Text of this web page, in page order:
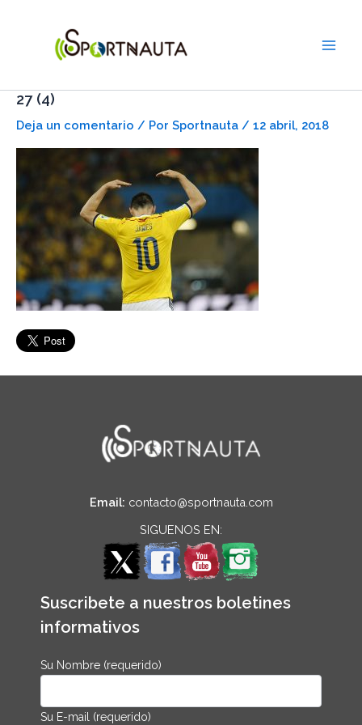
27 (4)
Deja un comentario / Por Sportnauta / 12 abril, 2018
Email: contacto@sportnauta.com
SIGUENOS EN:
Suscribete a nuestros boletines
informativos
Su Nombre (requerido)
Su E-mail (requerido)